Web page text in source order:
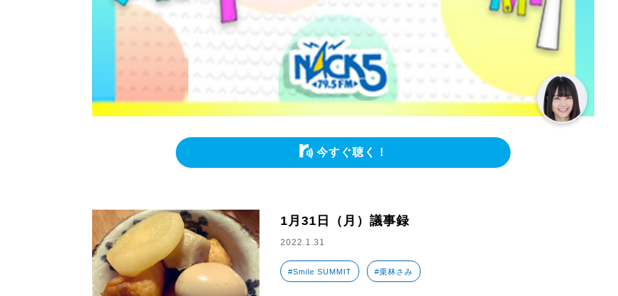
今すぐ聴く！
1月31日（月）議事録
2022.1.31
#Smile SUMMIT #栗林さみ